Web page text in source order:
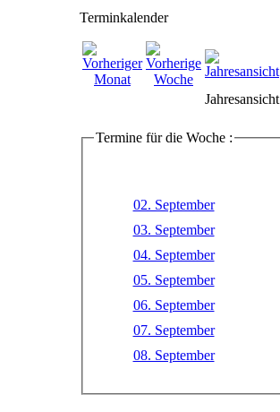
Terminkalender
Jahresansicht
Termine für die Woche :
02. September
03. September
04. September
05. September
06. September
07. September
08. September